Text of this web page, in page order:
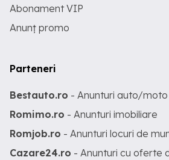
Abonament VIP
Anunț promo
Parteneri
Bestauto.ro - Anunturi auto/moto
Romimo.ro - Anunturi imobiliare
Romjob.ro - Anunturi locuri de
Cazare24.ro - Anunturi cu oferte